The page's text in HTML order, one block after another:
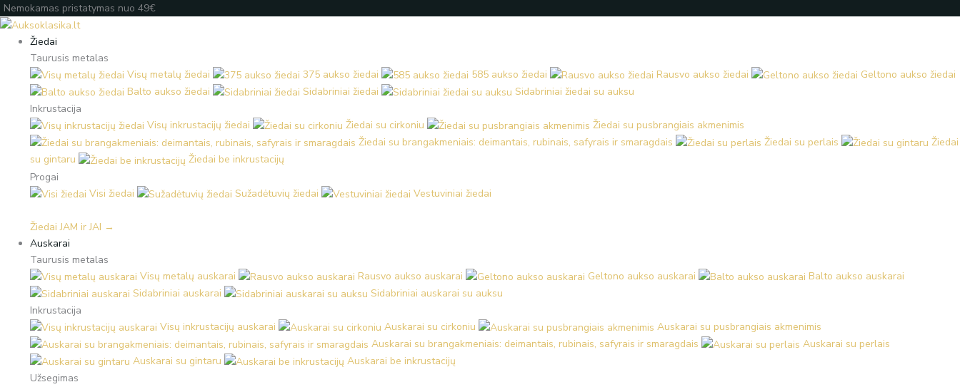
Pereiti
prie
turinio
Nemokamas pristatymas nuo 49€
Žiedai
Taurusis metalas
Visų metalų žiedai
375 aukso žiedai 585 aukso žiedai Rausvo aukso žiedai
Geltono aukso žiedai
Balto aukso žiedai
Sidabriniai žiedai
Sidabriniai žiedai su auksu
Inkrustacija
Visų inkrustacijų žiedai
Žiedai su cirkoniu
Žiedai su pusbrangiais akmenimis
Žiedai su brangakmeniais: deimantais, rubinais, safyrais ir smaragdais
Žiedai su perlais
Žiedai
su gintaru
Žiedai be inkrustacijų
Progai
Visi žiedai
Sužadėtuvių žiedai Vestuviniai žiedai
Žiedai JAM ir JAI →
Auskarai
Taurusis metalas
Visų metalų auskarai
Rausvo aukso auskarai Geltono aukso auskarai
Balto aukso auskarai
Sidabriniai auskarai
Sidabriniai auskarai su auksu
Inkrustacija
Visų inkrustacijų auskarai
Auskarai su cirkoniu
Auskarai su pusbrangiais akmenimis
Auskarai su brangakmeniais: deimantais, rubinais, safyrais ir smaragdais
Auskarai su perlais
Auskarai su gintaru
Auskarai be inkrustacijų
Užsegimas